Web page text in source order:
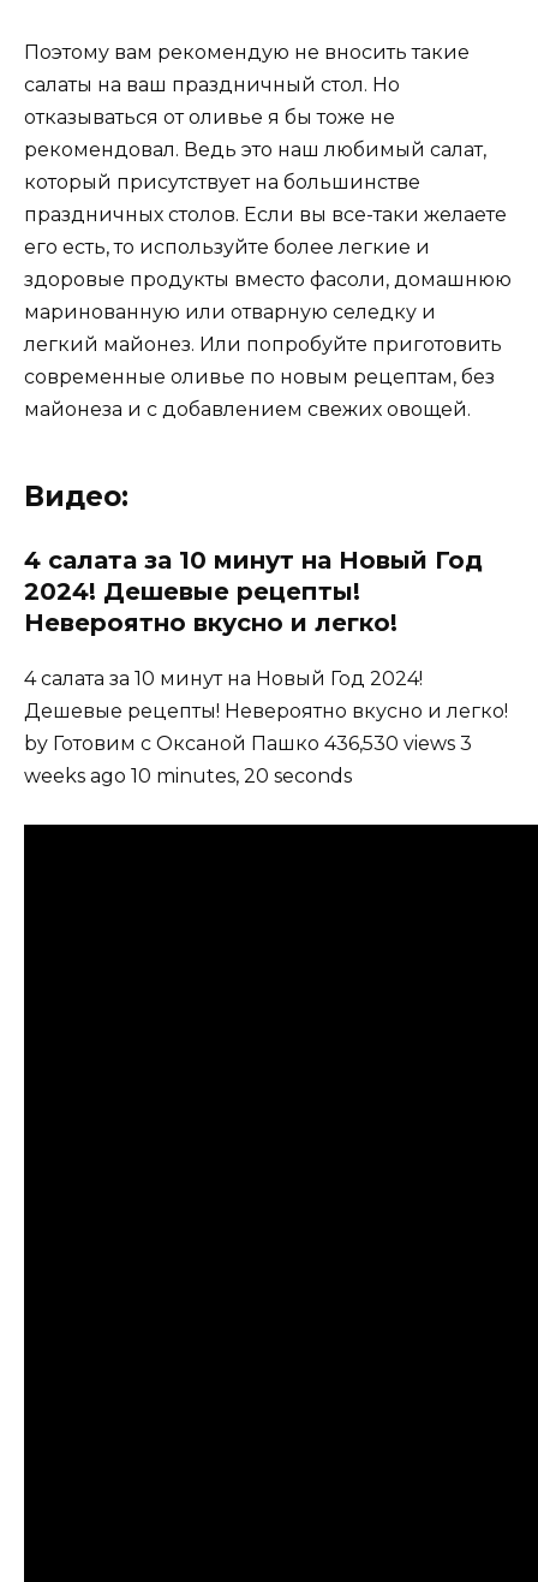
Поэтому вам рекомендую не вносить такие
салаты на ваш праздничный стол. Но
отказываться от оливье я бы тоже не
рекомендовал. Ведь это наш любимый салат,
который присутствует на большинстве
праздничных столов. Если вы все-таки желаете
его есть, то используйте более легкие и
здоровые продукты вместо фасоли, домашнюю
маринованную или отварную селедку и
легкий майонез. Или попробуйте приготовить
современные оливье по новым рецептам, без
майонеза и с добавлением свежих овощей.
Видео:
4 салата за 10 минут на Новый Год
2024! Дешевые рецепты!
Невероятно вкусно и легко!
4 салата за 10 минут на Новый Год 2024!
Дешевые рецепты! Невероятно вкусно и легко!
by Готовим с Оксаной Пашко 436,530 views 3
weeks ago 10 minutes, 20 seconds